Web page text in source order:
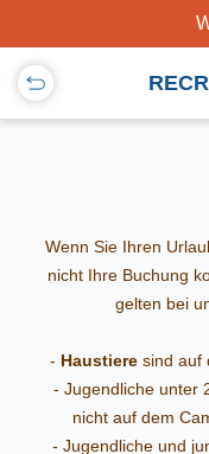
Wenn Sie Ihren
nicht Ihre Buchung
gelten bei
- Haustieresind auf
- Jugendliche unter
nicht auf dem
- Jugendliche und